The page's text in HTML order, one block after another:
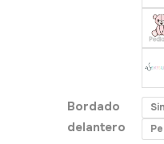
Bordado
delantero